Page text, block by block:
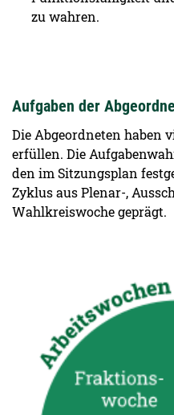
zu wahren.
Aufgaben der
Die Abgeordneten haben
erfüllen. Die
den im Sitzungsplan
Zyklus aus Plenar-,
Wahlkreiswoche geprägt.